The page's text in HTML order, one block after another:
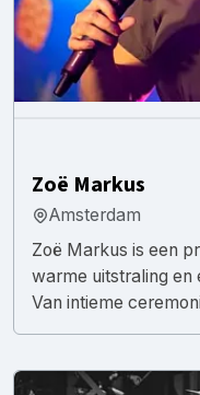
Zoë Markus
Amsterdam
Zoë Markus is een
warme uitstraling en
Van intieme